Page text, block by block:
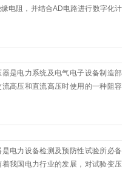
电阻，并结合AD电路进行数字化计
是电力系统及电气电子设备制造部
高压和直流高压时使用的一种阻容
电力设备检测及预防性试验所必备
我国电力行业的发展，对试验变压